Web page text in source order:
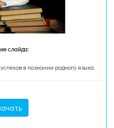
слайда:
в познании родного языка.